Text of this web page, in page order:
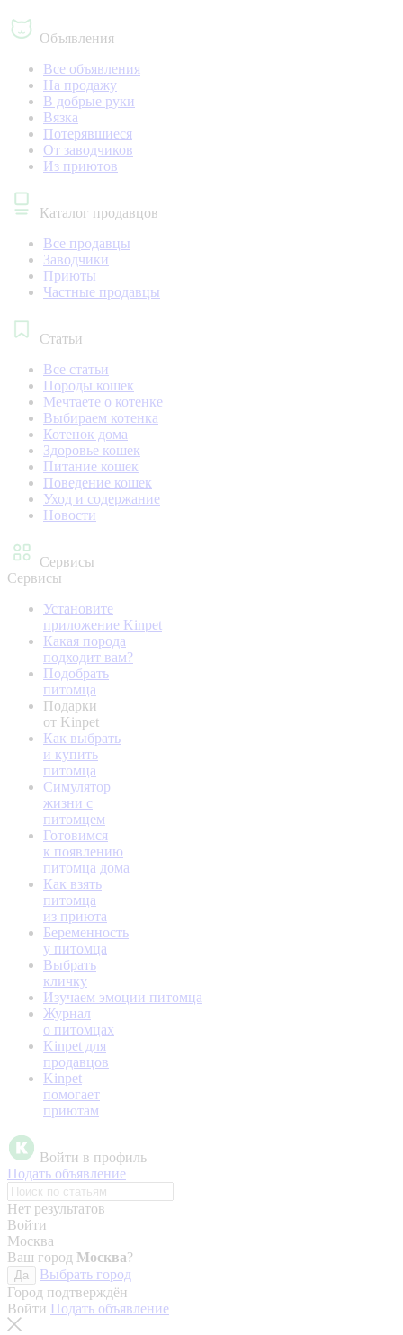
Объявления
Все объявления
На продажу
В добрые руки
Вязка
Потерявшиеся
От заводчиков
Из приютов
Каталог продавцов
Все продавцы
Заводчики
Приюты
Частные продавцы
Статьи
Все статьи
Породы кошек
Мечтаете о котенке
Выбираем котенка
Котенок дома
Здоровье кошек
Питание кошек
Поведение кошек
Уход и содержание
Новости
Сервисы
Сервисы
Установите
приложение Kinpet
Какая порода
подходит вам?
Подобрать
питомца
Подарки
от Kinpet
Как выбрать
и купить
питомца
Симулятор
жизни с
питомцем
Готовимся
к появлению
питомца дома
Как взять
питомца
из приюта
Беременность
у питомца
Выбрать
кличку
Изучаем эмоции питомца
Журнал
о питомцах
Kinpet для
продавцов
Kinpet
помогает
приютам
Войти в профиль
Подать объявление
Нет результатов
Войти
Москва
Ваш город Москва?
Да
Выбрать город
Город подтверждён
Войти Подать объявление